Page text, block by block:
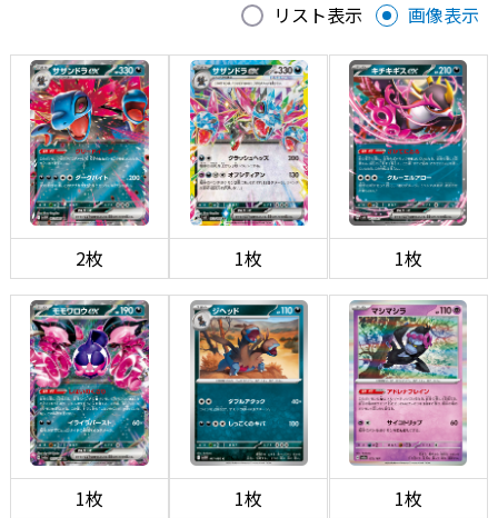
リスト表示 画像表示
2枚 1枚 1枚
1枚 1枚 1枚